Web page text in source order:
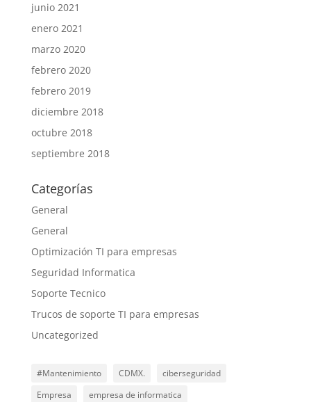
junio 2021
enero 2021
marzo 2020
febrero 2020
febrero 2019
diciembre 2018
octubre 2018
septiembre 2018
Categorías
General
General
Optimización TI para empresas
Seguridad Informatica
Soporte Tecnico
Trucos de soporte TI para empresas
Uncategorized
#Mantenimiento CDMX.
ciberseguridad
Empresa
empresa de informatica